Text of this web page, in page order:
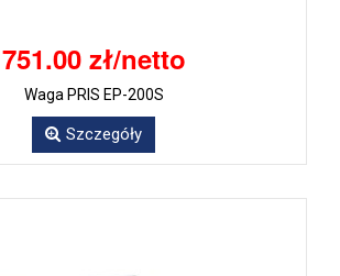
751.00 zł/netto
Waga PRIS EP-200S
Szczegóły